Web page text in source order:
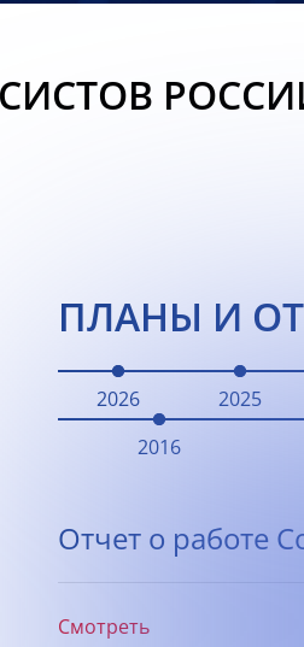
ПЛАНЫ И
2026 2025
2016
Отчет о работе
Смотреть